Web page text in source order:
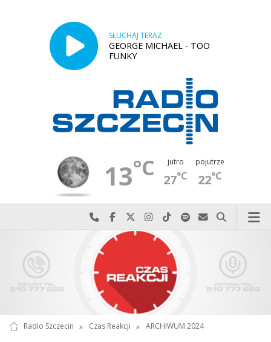
SŁUCHAJ TERAZ
GEORGE MICHAEL - TOO
FUNKY
13°C jutro
27°C
pojutrze
22°C
Najlepiej po prostu do nas zadzwoń
Odwiedź nas na Facebook-u
Odwiedź nas na X
Odwiedź nas na Instagram-ie
Odwiedź nas na TikTok-u
Szukaj nas na Spotify
Wyślij do nas
Szukaj
Radio Szczecin » Czas Reakcji » ARCHIWUM 2024